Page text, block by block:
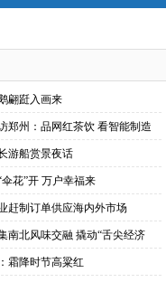
翩跹入画来
郑州：品网红茶饮 看智能制造
游船赏景夜话
花”开 万户幸福来
赶制订单供应海内外市场
南北风味交融 撬动“舌尖经济
霜降时节高粱红